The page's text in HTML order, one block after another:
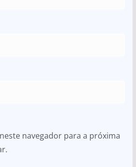
navegador para a próxima